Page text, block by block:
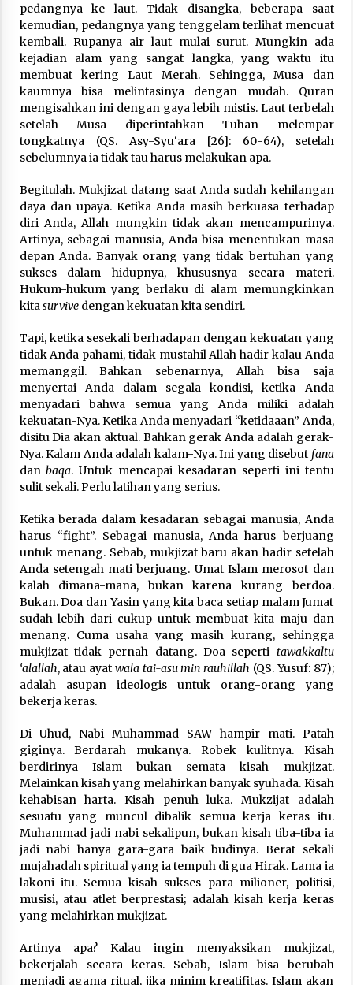
pedangnya ke laut. Tidak disangka, beberapa saat
kemudian, pedangnya yang tenggelam terlihat mencuat
kembali. Rupanya air laut mulai surut. Mungkin ada
kejadian alam yang sangat langka, yang waktu itu
membuat kering Laut Merah. Sehingga, Musa dan
kaumnya bisa melintasinya dengan mudah. Quran
mengisahkan ini dengan gaya lebih mistis. Laut terbelah
setelah Musa diperintahkan Tuhan melempar
tongkatnya (QS. Asy-Syu‘ara [26]: 60-64), setelah
sebelumnya ia tidak tau harus melakukan apa.
Begitulah. Mukjizat datang saat Anda sudah kehilangan
daya dan upaya. Ketika Anda masih berkuasa terhadap
diri Anda, Allah mungkin tidak akan mencampurinya.
Artinya, sebagai manusia, Anda bisa menentukan masa
depan Anda. Banyak orang yang tidak bertuhan yang
sukses dalam hidupnya, khususnya secara materi.
Hukum-hukum yang berlaku di alam memungkinkan
kitasurvive dengan kekuatan kita sendiri.
Tapi, ketika sesekali berhadapan dengan kekuatan yang
tidak Anda pahami, tidak mustahil Allah hadir kalau Anda
memanggil. Bahkan sebenarnya, Allah bisa saja
menyertai Anda dalam segala kondisi, ketika Anda
menyadari bahwa semua yang Anda miliki adalah
kekuatan-Nya. Ketika Anda menyadari “ketidaaan” Anda,
disitu Dia akan aktual. Bahkan gerak Anda adalah gerak-
Nya. Kalam Anda adalah kalam-Nya. Ini yang disebut fana
danbaqa. Untuk mencapai kesadaran seperti ini tentu
sulit sekali. Perlu latihan yang serius.
Ketika berada dalam kesadaran sebagai manusia, Anda
harus “fight”. Sebagai manusia, Anda harus berjuang
untuk menang. Sebab, mukjizat baru akan hadir setelah
Anda setengah mati berjuang. Umat Islam merosot dan
kalah dimana-mana, bukan karena kurang berdoa.
Bukan. Doa dan Yasin yang kita baca setiap malam Jumat
sudah lebih dari cukup untuk membuat kita maju dan
menang. Cuma usaha yang masih kurang, sehingga
mukjizat tidak pernah datang. Doa seperti tawakkaltu
‘alallah, atau ayat wala tai-asu min rauhillah (QS. Yusuf: 87);
adalah asupan ideologis untuk orang-orang yang
bekerja keras.
Di Uhud, Nabi Muhammad SAW hampir mati. Patah
giginya. Berdarah mukanya. Robek kulitnya. Kisah
berdirinya Islam bukan semata kisah mukjizat.
Melainkan kisah yang melahirkan banyak syuhada. Kisah
kehabisan harta. Kisah penuh luka. Mukzijat adalah
sesuatu yang muncul dibalik semua kerja keras itu.
Muhammad jadi nabi sekalipun, bukan kisah tiba-tiba ia
jadi nabi hanya gara-gara baik budinya. Berat sekali
mujahadah spiritual yang ia tempuh di gua Hirak. Lama ia
lakoni itu. Semua kisah sukses para milioner, politisi,
musisi, atau atlet berprestasi; adalah kisah kerja keras
yang melahirkan mukjizat.
Artinya apa? Kalau ingin menyaksikan mukjizat,
bekerjalah secara keras. Sebab, Islam bisa berubah
menjadi agama ritual, jika minim kreatifitas. Islam akan